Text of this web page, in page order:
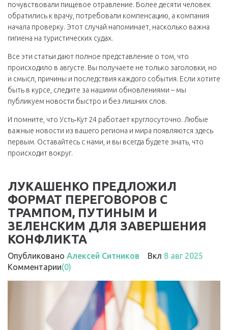
почувствовали пищевое отравление. Более десяти человек
обратились к врачу, потребовали компенсацию, а компания
начала проверку. Этот случай напоминает, насколько важна
гигиена на туристических судах.
Все эти статьи дают полное представление о том, что
происходило в августе. Вы получаете не только заголовки, но
и смысл, причины и последствия каждого события. Если хотите
быть в курсе, следите за нашими обновлениями – мы
публикуем новости быстро и без лишних слов.
И помните, что Усть‑Кут 24 работает круглосуточно. Любые
важные новости из вашего региона и мира появляются здесь
первым. Оставайтесь с нами, и вы всегда будете знать, что
происходит вокруг.
ЛУКАШЕНКО ПРЕДЛОЖИЛ
ФОРМАТ ПЕРЕГОВОРОВ С
ТРАМПОМ, ПУТИНЫМ И
ЗЕЛЕНСКИМ ДЛЯ ЗАВЕРШЕНИЯ
КОНФЛИКТА
Опубликовано Алексей Ситников Вкл 8 авг 2025
Комментарии(0)